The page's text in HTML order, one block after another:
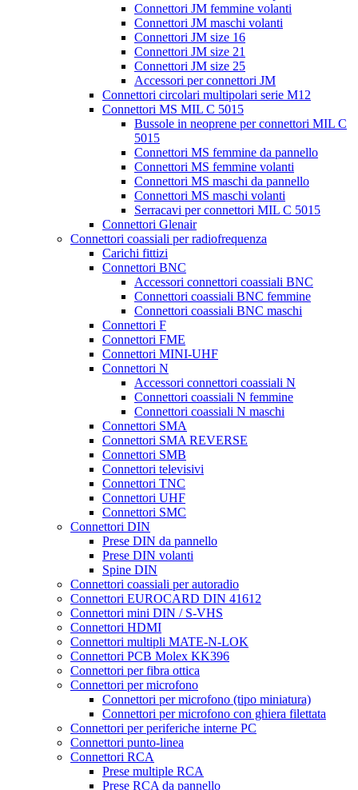
Connettori JM femmine volanti
Connettori JM maschi volanti
Connettori JM size 16
Connettori JM size 21
Connettori JM size 25
Accessori per connettori JM
Connettori circolari multipolari serie M12
Connettori MS MIL C 5015
Bussole in neoprene per connettori MIL C
5015
Connettori MS femmine da pannello
Connettori MS femmine volanti
Connettori MS maschi da pannello
Connettori MS maschi volanti
Serracavi per connettori MIL C 5015
Connettori Glenair
Connettori coassiali per radiofrequenza
Carichi fittizi
Connettori BNC
Accessori connettori coassiali BNC
Connettori coassiali BNC femmine
Connettori coassiali BNC maschi
Connettori F
Connettori FME
Connettori MINI-UHF
Connettori N
Accessori connettori coassiali N
Connettori coassiali N femmine
Connettori coassiali N maschi
Connettori SMA
Connettori SMA REVERSE
Connettori SMB
Connettori televisivi
Connettori TNC
Connettori UHF
Connettori SMC
Connettori DIN
Prese DIN da pannello
Prese DIN volanti
Spine DIN
Connettori coassiali per autoradio
Connettori EUROCARD DIN 41612
Connettori mini DIN / S-VHS
Connettori HDMI
Connettori multipli MATE-N-LOK
Connettori PCB Molex KK396
Connettori per fibra ottica
Connettori per microfono
Connettori per microfono (tipo miniatura)
Connettori per microfono con ghiera filettata
Connettori per periferiche interne PC
Connettori punto-linea
Connettori RCA
Prese multiple RCA
Prese RCA da pannello